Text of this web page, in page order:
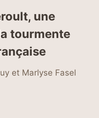
une
tourmente
et Marlyse Fasel